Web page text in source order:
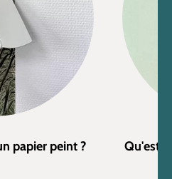
papier peint ? Qu'est